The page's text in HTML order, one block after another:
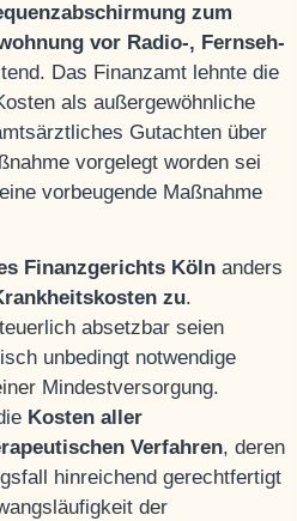
zum
vor Radio-, Fernseh-
Das Finanzamt lehnte die
als außergewöhnliche
Gutachten über
vorgelegt worden sei
vorbeugende Maßnahme
Finanzgerichts Köln anders
zu.
absetzbar seien
unbedingt notwendige
Mindestversorgung.
Kosten aller
Verfahren, deren
hinreichend gerechtfertigt
der